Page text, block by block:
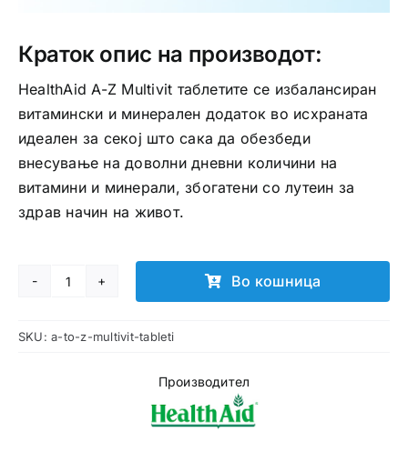
Краток опис на производот:
HealthAid A-Z Multivit таблетите се избалансиран
витамински и минерален додаток во исхраната
идеален за секој што сака да обезбеди
внесување на доволни дневни количини на
витамини и минерали, збогатени со лутеин за
здрав начин на живот.
A
Z
Во кошница
SKU:a-to-z-multivit-tableti
Производител